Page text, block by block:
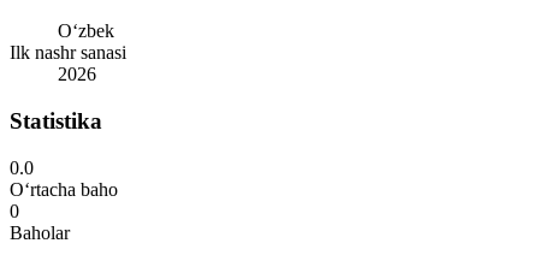
Oʻzbek
Ilk nashr sanasi
2026
Statistika
0.0
O‘rtacha baho
0
Baholar